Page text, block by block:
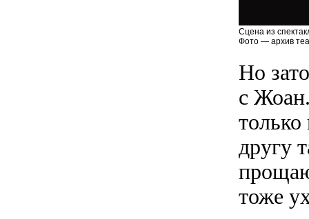
Сцена из
Фото — архив
Но
с
другу
тоже